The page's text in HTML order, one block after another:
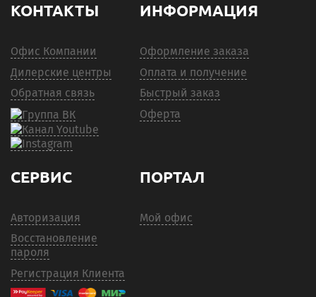
КОНТАКТЫ
Офис Компании
Дилерские центры
Обратная связь
ИНФОРМАЦИЯ
Оформление заказа
Оплата и получение
Быстрый заказ
Оферта
СЕРВИС
Авторизация
Восстановление
пароля
Регистрация Клиента
ПОРТАЛ
Мой офис